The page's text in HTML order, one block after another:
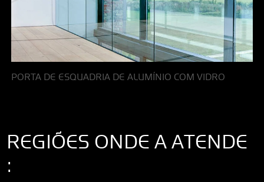
PORTA DE ESQUADRIA DE ALUMÍNIO COM VIDRO
REGIÕES ONDE A ATENDE
: